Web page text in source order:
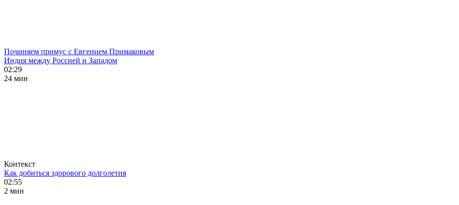
Починяем примус с Евгением Примаковым
Индия между Россией и Западом
02:29
24 мин
Контекст
Как добиться здорового долголетия
02:55
2 мин